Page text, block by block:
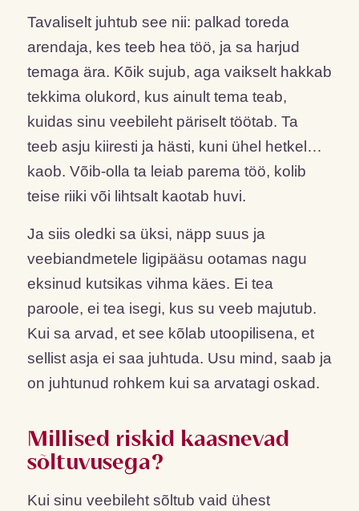
Tavaliselt juhtub see nii: palkad toreda
arendaja, kes teeb hea töö, ja sa harjud
temaga ära. Kõik sujub, aga vaikselt hakkab
tekkima olukord, kus ainult tema teab,
kuidas sinu veebileht päriselt töötab. Ta
teeb asju kiiresti ja hästi, kuni ühel hetkel…
kaob. Võib-olla ta leiab parema töö, kolib
teise riiki või lihtsalt kaotab huvi.
Ja siis oledki sa üksi, näpp suus ja
veebiandmetele ligipääsu ootamas nagu
eksinud kutsikas vihma käes. Ei tea
paroole, ei tea isegi, kus su veeb majutub.
Kui sa arvad, et see kõlab utoopilisena, et
sellist asja ei saa juhtuda. Usu mind, saab ja
on juhtunud rohkem kui sa arvatagi oskad.
Millised riskid kaasnevad
sõltuvusega?
Kui sinu veebileht sõltub vaid ühest